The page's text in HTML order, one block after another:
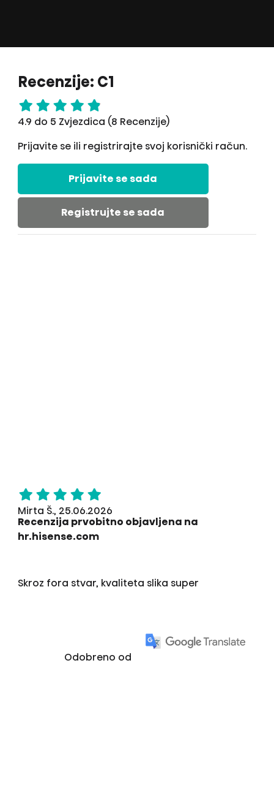
Recenzije: C1
4.9 do 5 Zvjezdica (8 Recenzije)
Prijavite se ili registrirajte svoj korisnički račun.
Prijavite se sada
Registrujte se sada
Mirta Š., 25.06.2026
Recenzija prvobitno objavljena na
hr.hisense.com
Skroz fora stvar, kvaliteta slika super
Odobreno od